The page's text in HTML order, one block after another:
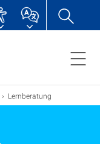
Lernberatung